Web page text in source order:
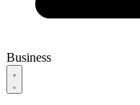
Business